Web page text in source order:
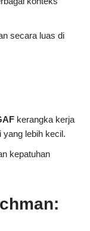
secara luas di
kerangka kerja
yang lebih kecil.
kepatuhan